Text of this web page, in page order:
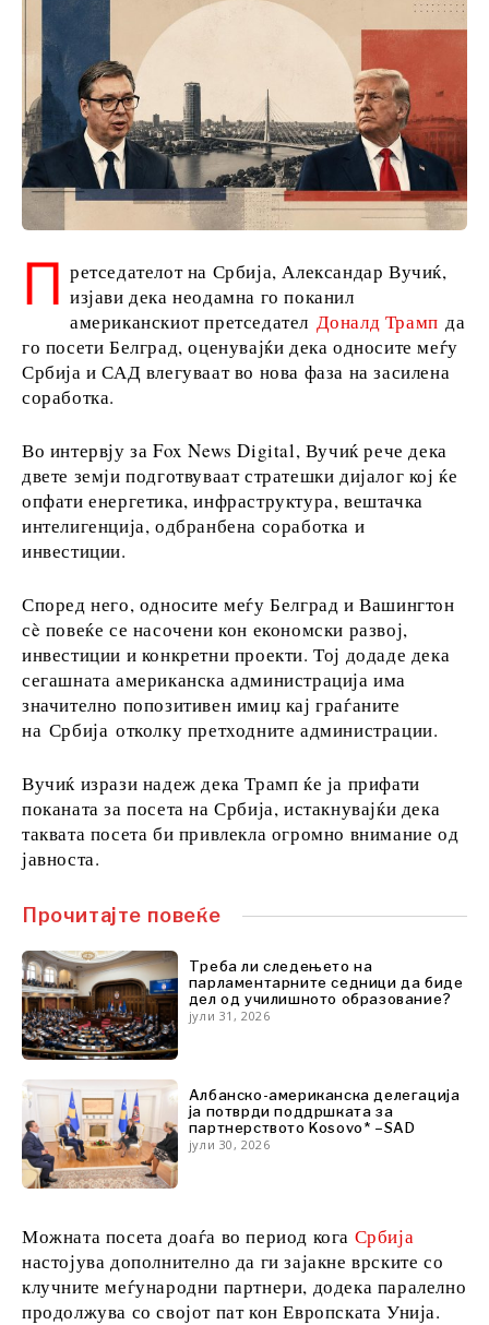
Македонија
Србија
Словенија
Бизнис и
економија
приказни
Именовања
Земјоделство
Индустрија
Градежништво
Енергија
средина
Финансии
FMCG
Наука
Рударство
Одржливост
Технологија
Телекомуникации
Туризам
Транспорт
Трговија
Анализи
Мислење
Анализа
Откриј
Вести
Настани
Култура
Храна &
Пијалаци
П ретседателот на Србија, Александар Вучиќ,
изјави дека неодамна го поканил
американскиот претседател Доналд Трамп да
го посети Белград, оценувајќи дека односите меѓу
Србија и САД влегуваат во нова фаза на засилена
соработка.
Во интервју за Fox News Digital, Вучиќ рече дека
двете земји подготвуваат стратешки дијалог кој ќе
опфати енергетика, инфраструктура, вештачка
интелигенција, одбранбена соработка и
инвестиции.
Според него, односите меѓу Белград и Вашингтон
сè повеќе се насочени кон економски развој,
инвестиции и конкретни проекти. Тој додаде дека
сегашната американска администрација има
значително попозитивен имиџ кај граѓаните
на Србија отколку претходните администрации.
Вучиќ изрази надеж дека Трамп ќе ја прифати
поканата за посета на Србија, истакнувајќи дека
таквата посета би привлекла огромно внимание од
јавноста.
Прочитајте повеќе
Треба ли следењето на
парламентарните седници да биде
дел од училишното образование?
јули 31, 2026
Албанско-американска делегација
ја потврди поддршката за
партнерството Kosovo* –SAD
јули 30, 2026
Можната посета доаѓа во период кога Србија
настојува дополнително да ги зајакне врските со
клучните меѓународни партнери, додека паралелно
продолжува со својот пат кон Европската Унија.